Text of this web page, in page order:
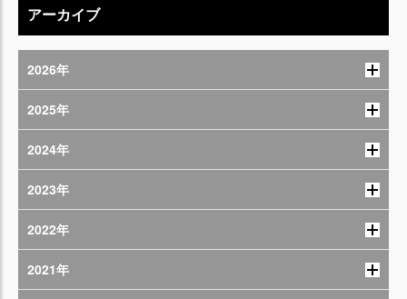
アーカイブ
2026年
2025年
2024年
2023年
2022年
2021年